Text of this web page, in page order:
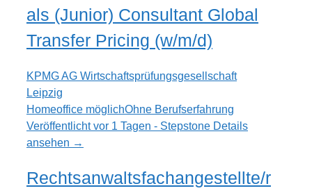
als (Junior) Consultant Global
Transfer Pricing (w/m/d)
KPMG AG Wirtschaftsprüfungsgesellschaft
Leipzig
Homeoffice möglichOhne Berufserfahrung
Veröffentlicht vor 1 Tagen - Stepstone Details
ansehen →
Rechtsanwaltsfachangestellte/r